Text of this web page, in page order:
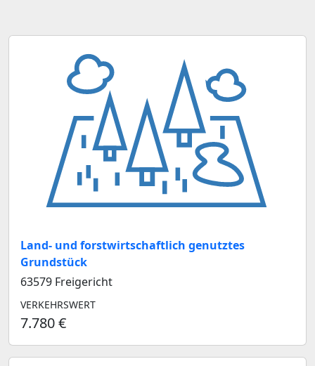
Land- und forstwirtschaftlich genutztes
Grundstück
63579 Freigericht
VERKEHRSWERT
7.780 €